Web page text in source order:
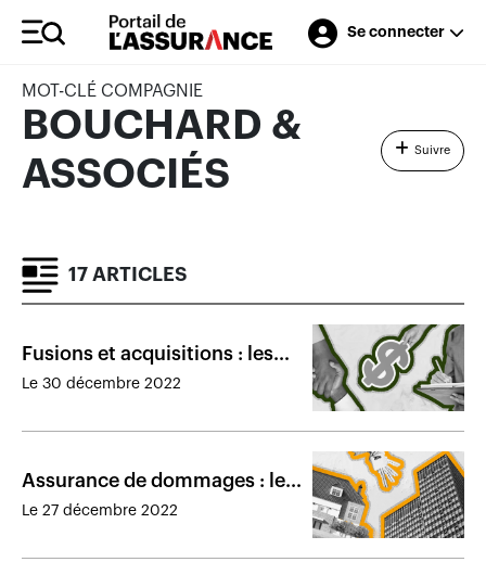
Se connecter
MOT-CLÉ COMPAGNIE
BOUCHARD &
ASSOCIÉS
Suivre
17 ARTICLES
Fusions et acquisitions : les
transactions marquantes de
Le 30 décembre 2022
Assurance de dommages : les
articles les plus lus de 2022
Le 27 décembre 2022